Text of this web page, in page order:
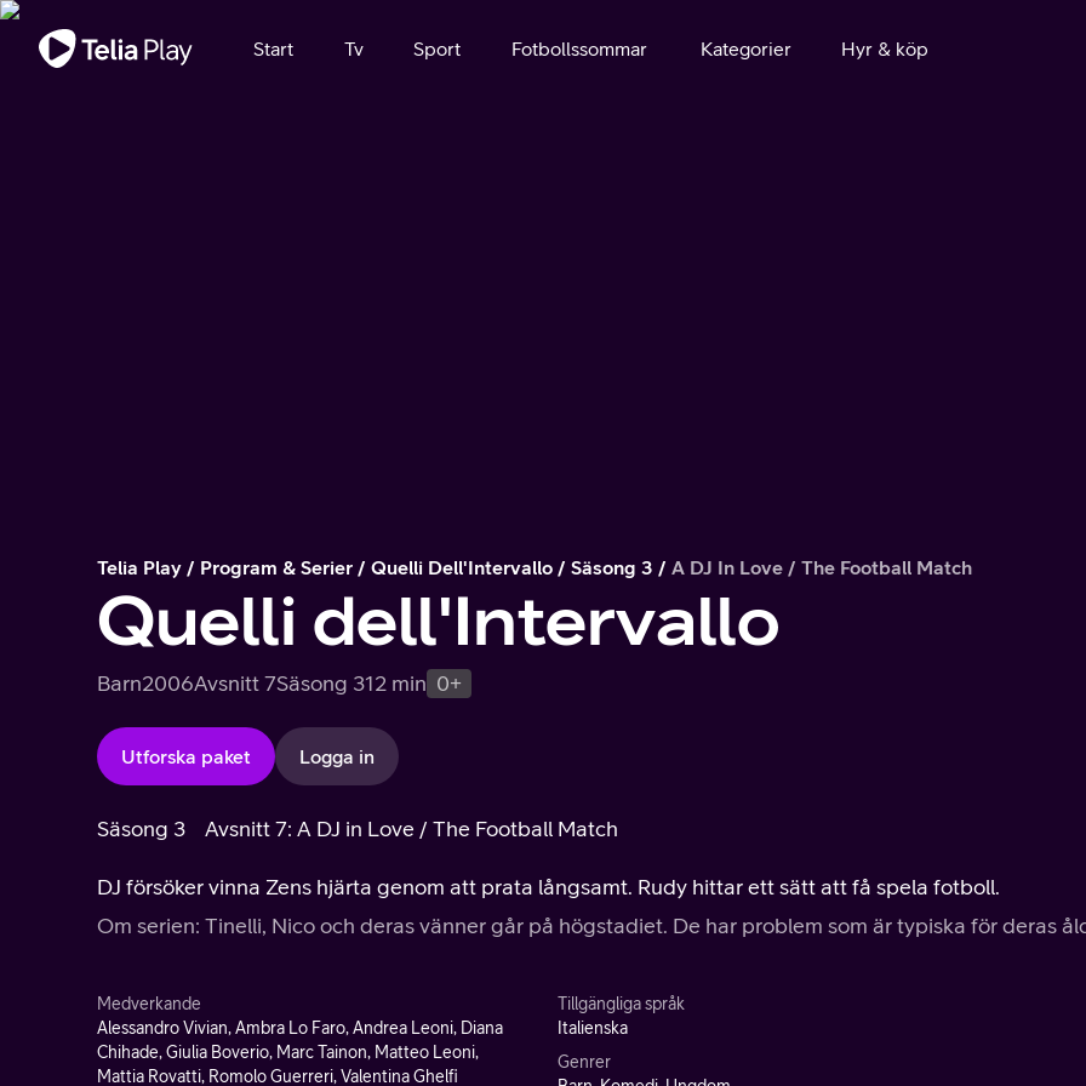
Viktigt meddelande
Start Tv Sport Fotbollssommar Kategorier Hyr & köp
Telia Play Program & Serier Quelli Dell'Intervallo Säsong 3 A DJ In Love / The Football Match
Quelli dell'Intervallo
Barn2006Avsnitt 7Säsong 312 min 0+
Utforska paket Logga in
Säsong 3 Avsnitt 7: A DJ in Love / The Football Match
DJ försöker vinna Zens hjärta genom att prata långsamt. Rudy hittar ett sätt att få spela fotboll.
Om serien: Tinelli, Nico och deras vänner går på högstadiet. De har problem som är typiska för deras
Medverkande
Alessandro Vivian, Ambra Lo Faro, Andrea Leoni, Diana
Chihade, Giulia Boverio, Marc Tainon, Matteo Leoni,
Mattia Rovatti, Romolo Guerreri, Valentina Ghelfi
Tillgängliga språk
Italienska
Genrer